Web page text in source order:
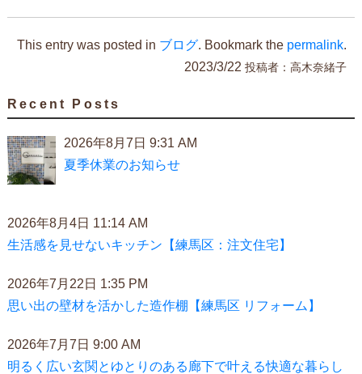
This entry was posted in ブログ. Bookmark the permalink.
2023/3/22 投稿者：高木奈緒子
Recent Posts
2026年8月7日 9:31 AM
夏季休業のお知らせ
2026年8月4日 11:14 AM
生活感を見せないキッチン【練馬区：注文住宅】
2026年7月22日 1:35 PM
思い出の壁材を活かした造作棚【練馬区 リフォーム】
2026年7月7日 9:00 AM
明るく広い玄関とゆとりのある廊下で叶える快適な暮らし